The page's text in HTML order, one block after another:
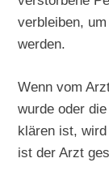
verbleiben,
werden.
Wenn vom
wurde oder
klären ist,
ist der Arzt